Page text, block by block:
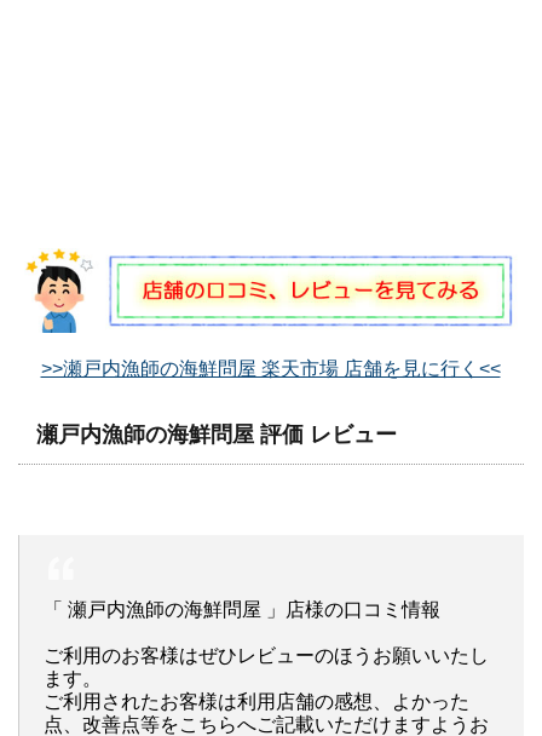
>>瀬戸内漁師の海鮮問屋 楽天市場 店舗を見に行く<<
瀬戸内漁師の海鮮問屋 評価 レビュー
「 瀬戸内漁師の海鮮問屋 」店様の口コミ情報
ご利用のお客様はぜひレビューのほうお願いいたし
ます。
ご利用されたお客様は利用店舗の感想、よかった
点、改善点等をこちらへご記載いただけますようお